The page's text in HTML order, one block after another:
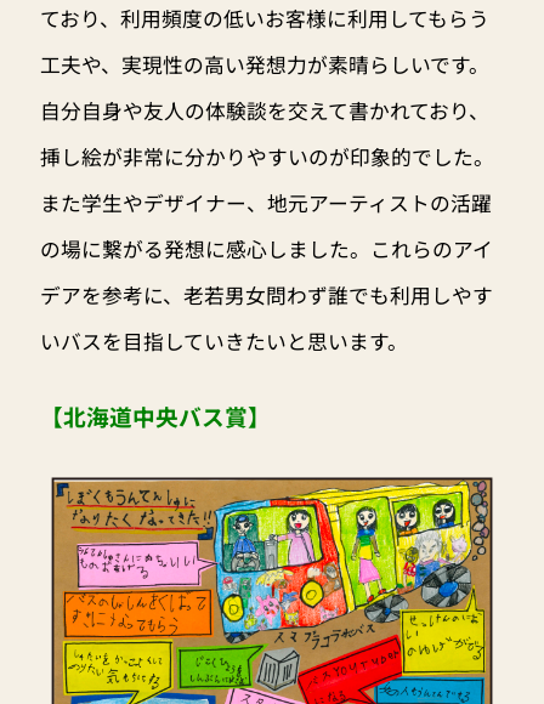
ており、利用頻度の低いお客様に利用してもらう
工夫や、実現性の高い発想力が素晴らしいです。
自分自身や友人の体験談を交えて書かれており、
挿し絵が非常に分かりやすいのが印象的でした。
また学生やデザイナー、地元アーティストの活躍
の場に繋がる発想に感心しました。これらのアイ
デアを参考に、老若男女問わず誰でも利用しやす
いバスを目指していきたいと思います。
【北海道中央バス賞】